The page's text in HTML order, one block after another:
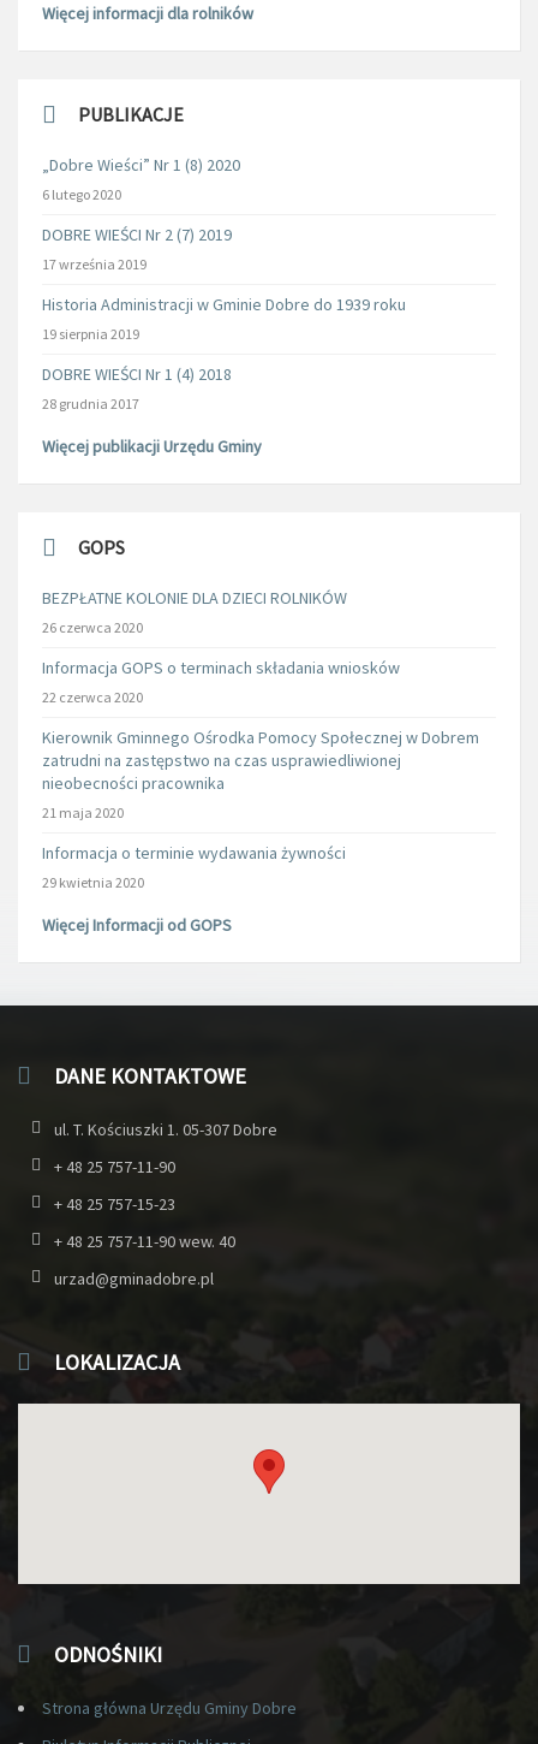
Więcej informacji dla rolników
PUBLIKACJE
„Dobre Wieści” Nr 1 (8) 2020
6 lutego 2020
DOBRE WIEŚCI Nr 2 (7) 2019
17 września 2019
Historia Administracji w Gminie Dobre do 1939 roku
19 sierpnia 2019
DOBRE WIEŚCI Nr 1 (4) 2018
28 grudnia 2017
Więcej publikacji Urzędu Gminy
GOPS
BEZPŁATNE KOLONIE DLA DZIECI ROLNIKÓW
26 czerwca 2020
Informacja GOPS o terminach składania wniosków
22 czerwca 2020
Kierownik Gminnego Ośrodka Pomocy Społecznej w Dobrem
zatrudni na zastępstwo na czas usprawiedliwionej
nieobecności pracownika
21 maja 2020
Informacja o terminie wydawania żywności
29 kwietnia 2020
Więcej Informacji od GOPS
DANE KONTAKTOWE
ul. T. Kościuszki 1. 05-307 Dobre
+ 48 25 757-11-90
+ 48 25 757-15-23
+ 48 25 757-11-90 wew. 40
urzad@gminadobre.pl
LOKALIZACJA
ODNOŚNIKI
Strona główna Urzędu Gminy Dobre